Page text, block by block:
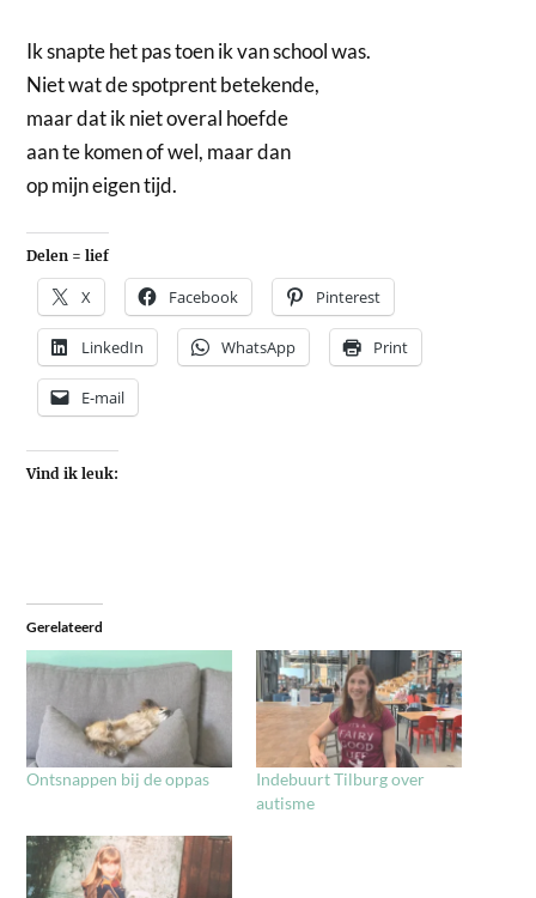
Ik snapte het pas toen ik van school was.
Niet wat de spotprent betekende,
maar dat ik niet overal hoefde
aan te komen of wel, maar dan
op mijn eigen tijd.
Delen = lief
X Facebook Pinterest
LinkedIn WhatsApp Print
E-mail
Vind ik leuk:
Gerelateerd
Ontsnappen bij de oppas
Indebuurt Tilburg over
autisme